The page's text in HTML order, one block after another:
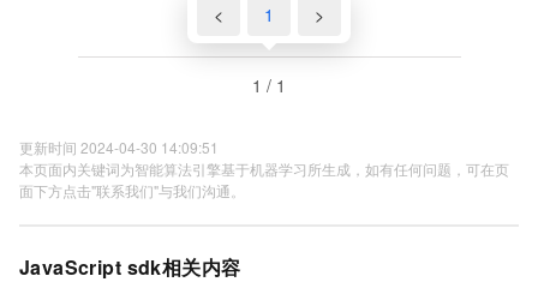
< 1 >
1 / 1
更新时间 2024-04-30 14:09:51
本页面内关键词为智能算法引擎基于机器学习所生成，如有任何问题，可在页
面下方点击"联系我们"与我们沟通。
JavaScript sdk相关内容